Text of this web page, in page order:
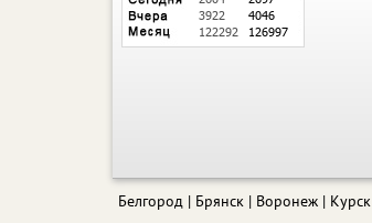
Белгород Брянск Воронеж Курск